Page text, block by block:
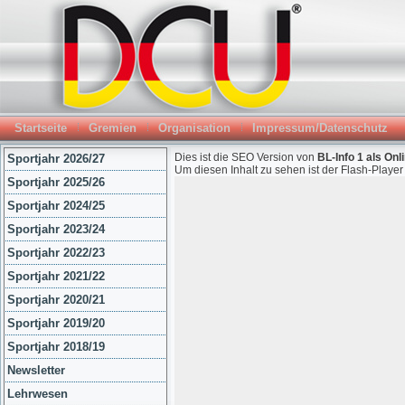
Startseite Gremien Organisation Impressum/Datenschutz
Sportjahr 2026/27
Sportjahr 2025/26
Sportjahr 2024/25
Sportjahr 2023/24
Sportjahr 2022/23
Sportjahr 2021/22
Sportjahr 2020/21
Sportjahr 2019/20
Sportjahr 2018/19
Newsletter
Lehrwesen
Dies ist die SEO Version von BL-Info 1 als
Um diesen Inhalt zu sehen ist der Flash-